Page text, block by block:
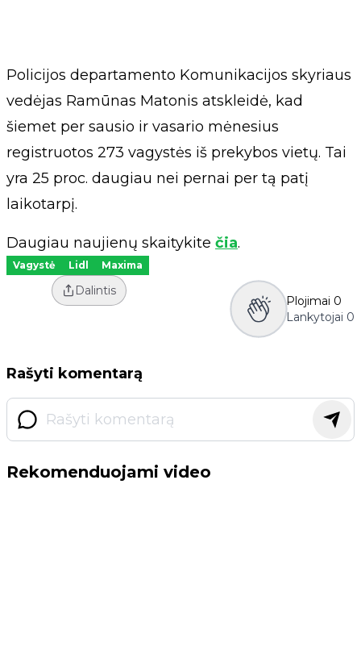
Policijos departamento Komunikacijos skyriaus
vedėjas Ramūnas Matonis atskleidė, kad
šiemet per sausio ir vasario mėnesius
registruotos 273 vagystės iš prekybos vietų. Tai
yra 25 proc. daugiau nei pernai per tą patį
laikotarpį.
Daugiau naujienų skaitykite čia.
Vagystė Lidl Maxima
Dalintis
Plojimai 0
Lankytojai 0
Rašyti komentarą
Rekomenduojami video